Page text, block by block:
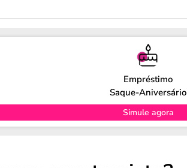
Empréstimo
Saque-Aniversário
Simule agora